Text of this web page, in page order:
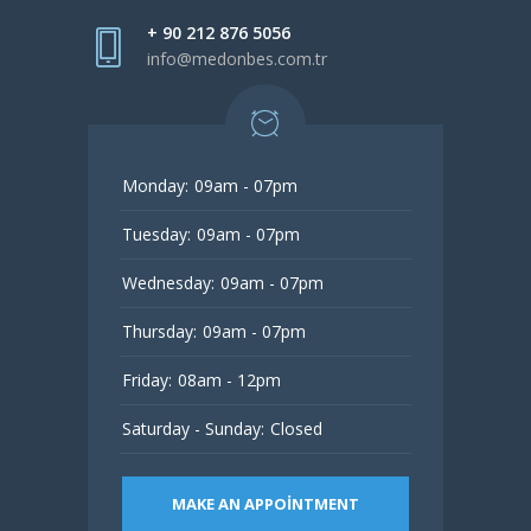
+ 90 212 876 5056
info@medonbes.com.tr
Monday: 09am - 07pm
Tuesday: 09am - 07pm
Wednesday: 09am - 07pm
Thursday: 09am - 07pm
Friday: 08am - 12pm
Saturday - Sunday: Closed
MAKE AN APPOINTMENT